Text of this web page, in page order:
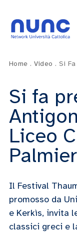
Home . Video . Si
Si fa
Liceo
Il Festival
promosso da
e Kerkìs, invita
classici greci e